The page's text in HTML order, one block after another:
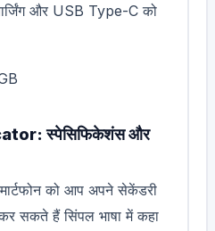
और USB Type-C को
स्पेसिफिकेशंस और
को आप अपने सेकेंडरी
सकते हैं सिंपल भाषा में कहा